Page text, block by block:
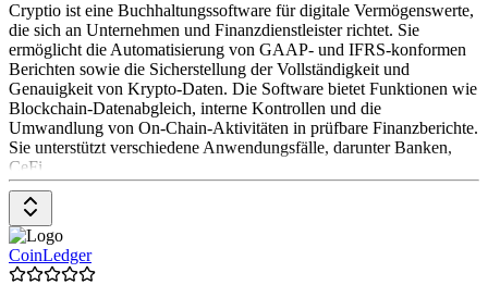
Cryptio ist eine Buchhaltungssoftware für digitale Vermögenswerte,
die sich an Unternehmen und Finanzdienstleister richtet. Sie
ermöglicht die Automatisierung von GAAP- und IFRS-konformen
Berichten sowie die Sicherstellung der Vollständigkeit und
Genauigkeit von Krypto-Daten. Die Software bietet Funktionen wie
Blockchain-Datenabgleich, interne Kontrollen und die
Umwandlung von On-Chain-Aktivitäten in prüfbare Finanzberichte.
Sie unterstützt verschiedene Anwendungsfälle, darunter Banken,
CeFi
CoinLedger